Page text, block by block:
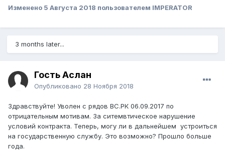
Изменено 5 Августа 2018 пользователем IMPERATOR
3 months later...
Гость Аслан
Опубликовано 28 Ноября 2018
Здравствуйте! Уволен с рядов ВС.РК 06.09.2017 по
отрицательным мотивам. За ситемвтическое нарушение
условий контракта. Теперь, могу ли в дальнейшем устроиться
на государственную службу. Это возможно? Прошло больше
года.